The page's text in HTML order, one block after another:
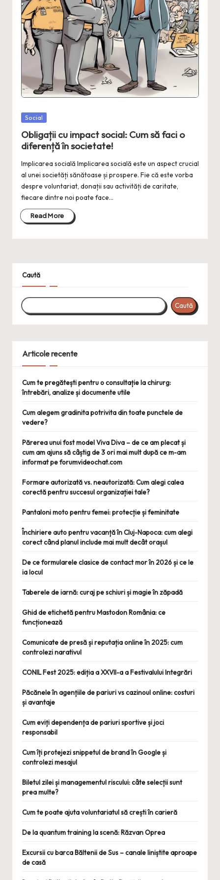
Posted
Social
Obligații cu impact social: Cum să faci o
diferență în societate!
Implicarea socială Implicarea socială este un aspect crucial
al unei societăți sănătoase și prospere. Fie că este vorba
despre voluntariat, donații sau activități de caritate,
fiecare dintre noi poate face…
Read More
Caută
Caută
Articole recente
Cum te pregătești pentru o consultație la chirurg:
întrebări, analize și documente utile
Cum alegem gradinita potrivita din toate punctele de
vedere?
Părerea unui fost model Viva Diva – de ce am plecat și
cum am ajuns să câștig de 3 ori mai mult după ce m-am
informat pe forumvideochat.com
Formare autorizată vs. neautorizată: Cum alegi calea
corectă pentru succesul organizației tale?
Pantaloni moto pentru femei: protecție și feminitate
Închiriere auto pentru vacanță în Cluj-Napoca: cum alegi
corect când planul include mai mult decât orașul
De ce formularele clasice de contact mor în 2026 și ce le
ia locul
Taberele de iarnă: curaj pe schiuri și magie în zăpadă
Ghid de etichetă pentru Mastodon România: ce
funcționează
Comunicate de presă și reputația online în 2025: cum
controlezi narativul
CONIL Fest 2025: ediția a XXVII-a a Festivalului Integrări
Păcănele în agențiile de pariuri vs cazinoul online: costuri
și avantaje
Cum eviți dependența de pariuri sportive și joci
responsabil
Cum îți protejezi snippetul de brand în Google și
controlezi mesajul
Biletul zilei și managementul riscului: câte selecții sunt
prea multe?
Cum te poate ajuta voluntariatul să crești în carieră
De la quantum training la scenă: Răzvan Oprea
Excursii cu barca Băltenii de Sus – canale liniștite aproape
de casă